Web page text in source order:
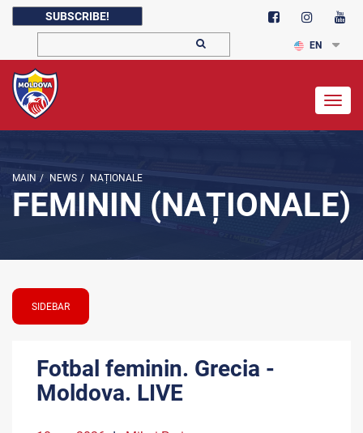
SUBSCRIBE!
EN
MAIN / NEWS / NAȚIONALE
FEMININ (NAȚIONALE)
SIDEBAR
Fotbal feminin. Grecia -
Moldova. LIVE